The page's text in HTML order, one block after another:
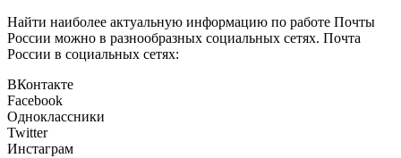
Найти наиболее актуальную информацию по работе Почты
России можно в разнообразных социальных сетях. Почта
России в социальных сетях:
ВКонтакте
Facebook
Одноклассники
Twitter
Инстаграм